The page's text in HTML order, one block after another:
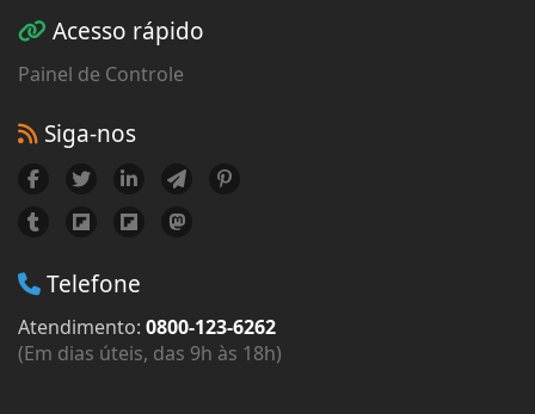
Acesso rápido
Painel de Controle
Siga-nos
Telefone
Atendimento: 0800-123-6262
(Em dias úteis, das 9h às 18h)